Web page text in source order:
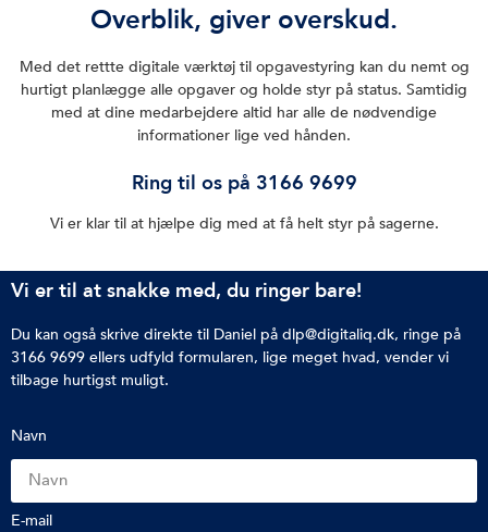
Overblik, giver overskud.
Med det rettte digitale værktøj til opgavestyring kan du nemt og
hurtigt planlægge alle opgaver og holde styr på status. Samtidig
med at dine medarbejdere altid har alle de nødvendige
informationer lige ved hånden.
Ring til os på 3166 9699
Vi er klar til at hjælpe dig med at få helt styr på sagerne.
Vi er til at snakke med, du ringer bare!
Du kan også skrive direkte til Daniel på dlp@digitaliq.dk, ringe på
3166 9699 ellers udfyld formularen, lige meget hvad, vender vi
tilbage hurtigst muligt.
Navn
E-mail